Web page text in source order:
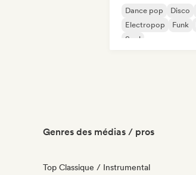
Dance pop Disco
Electropop
Funk
Soul
Genres des médias / pros
Top Classique / Instrumental